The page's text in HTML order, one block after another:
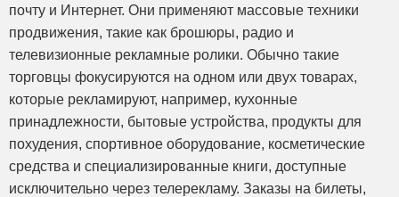
почту и Интернет. Они применяют массовые техники
продвижения, такие как брошюры, радио и
телевизионные рекламные ролики. Обычно такие
торговцы фокусируются на одном или двух товарах,
которые рекламируют, например, кухонные
принадлежности, бытовые устройства, продукты для
похудения, спортивное оборудование, косметические
средства и специализированные книги, доступные
исключительно через телерекламу. Заказы на билеты,